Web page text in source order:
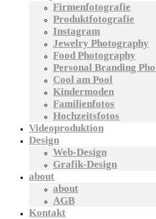
Firmenfotografie
Produktfotografie
Instagram
Jewelry Photography
Food Photography
Personal Branding
Cool am Pool
Kindermoden
Familienfotos
Hochzeitsfotos
Videoproduktion
Design
Web-Design
Grafik-Design
about
about
AGB
Kontakt